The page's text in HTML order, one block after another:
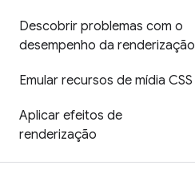
Descobrir problemas com o
desempenho da renderização
Emular recursos de mídia CSS
Aplicar efeitos de
renderização